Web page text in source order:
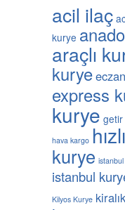
acil ilaç
kurye
araçlı
kurye
express
kurye
hava kargo
kurye
istanbul
Kilyos Kurye